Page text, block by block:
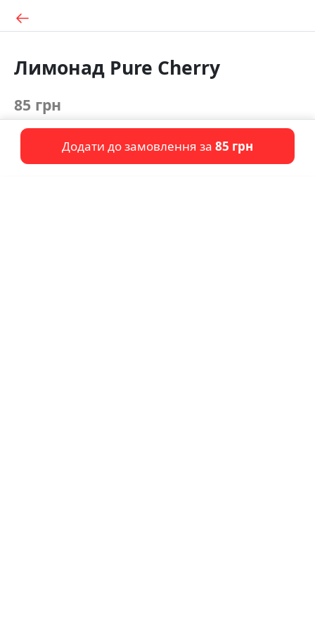
Лимонад Pure Cherry
85 грн
Додати до замовлення за 85 грн